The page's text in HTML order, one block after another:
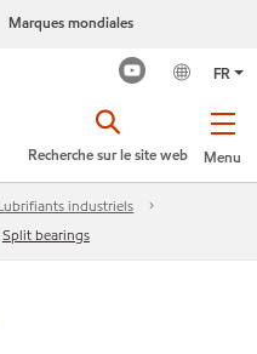
Marques mondiales
FR
Menu
Recherche sur le site web
industriels
Split bearings